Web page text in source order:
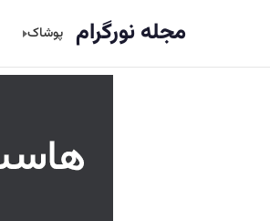
مجله نورگرام پوشاک